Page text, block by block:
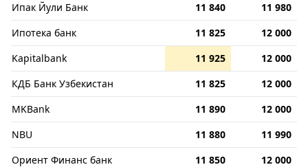
Ипак Йули Банк
11 840
11 980
Ипотека банк
11 825
12 000
Kapitalbank
11 925
12 000
КДБ Банк Узбекистан
11 825
12 000
MKBank
11 890
12 000
NBU
11 880
11 990
Ориент Финанс банк
11 850
12 000